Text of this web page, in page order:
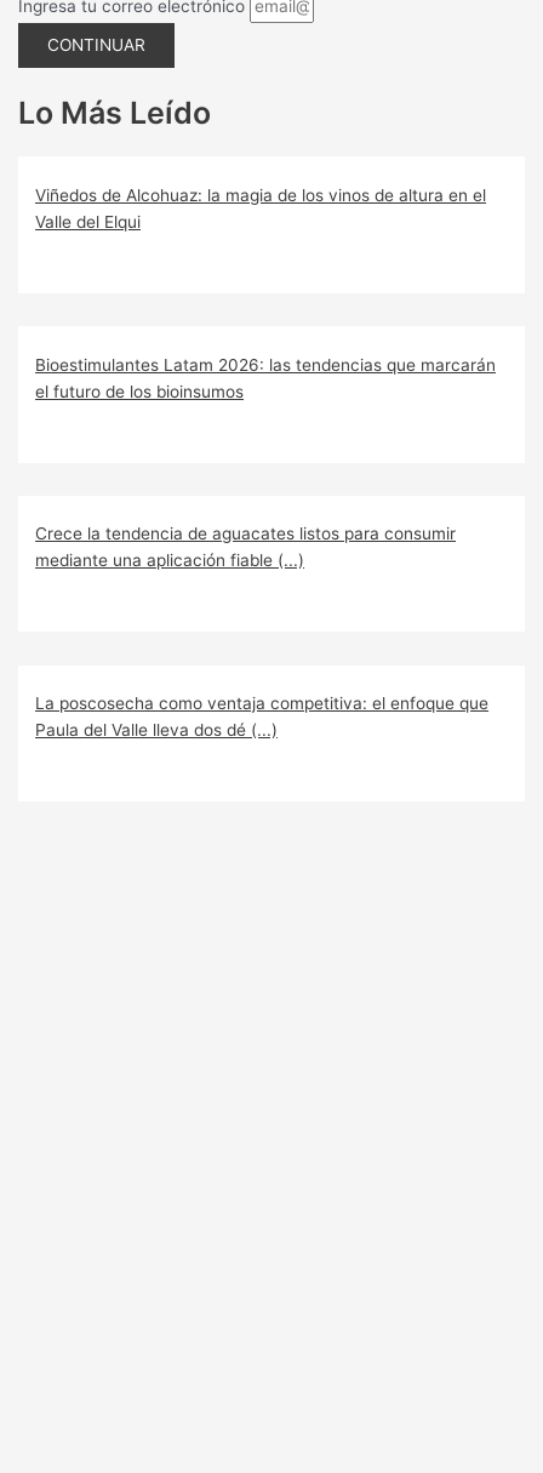
Ingresa tu correo electrónico
CONTINUAR
Lo Más Leído
Viñedos de Alcohuaz: la magia de los vinos de altura en el
Valle del Elqui
Bioestimulantes Latam 2026: las tendencias que marcarán
el futuro de los bioinsumos
Crece la tendencia de aguacates listos para consumir
mediante una aplicación fiable (...)
La poscosecha como ventaja competitiva: el enfoque que
Paula del Valle lleva dos dé (...)